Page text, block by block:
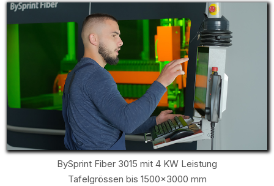
BySprint Fiber 3015 mit 4 KW Leistung
Tafelgrössen bis 1500x3000 mm